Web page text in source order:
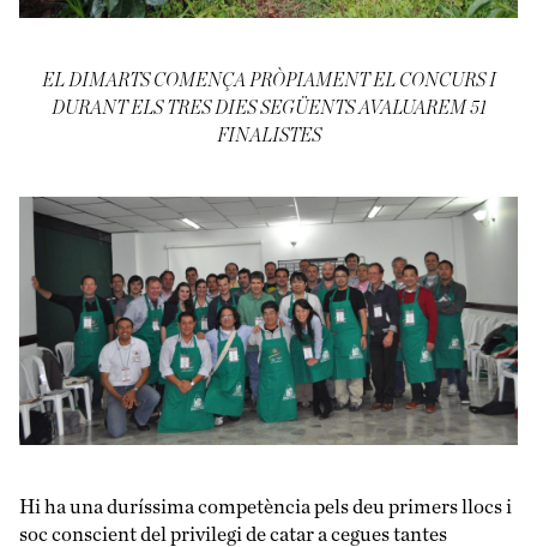
EL DIMARTS COMENÇA PRÒPIAMENT EL CONCURS I
DURANT ELS TRES DIES SEGÜENTS AVALUAREM 51
FINALISTES
Hi ha una duríssima competència pels deu primers llocs i
soc conscient del privilegi de catar a cegues tantes